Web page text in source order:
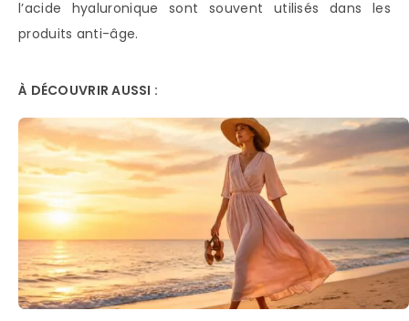
l’acide hyaluronique sont souvent utilisés dans les
produits anti-âge.
À DÉCOUVRIR AUSSI :